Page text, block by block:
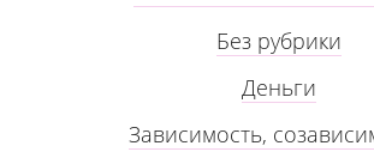
Без рубрики
Деньги
Зависимость,